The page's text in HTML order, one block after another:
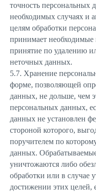
точность персональных
необходимых случаях и
целям обработки
принимает
принятие по удалению
неточных данных.
5.7. Хранение
форме, позволяющей
данных, не дольше, чем
персональных данных,
данных не установлен
стороной которого,
поручителем по
данных.
уничтожаются либо
обработки или в случае
достижении этих целей,